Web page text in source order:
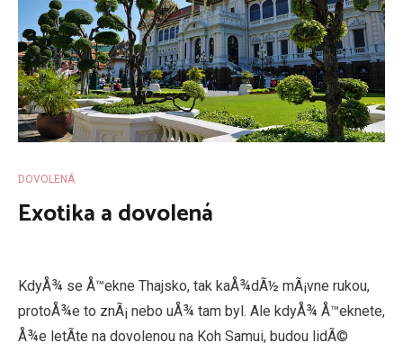
DOVOLENÁ
Exotika a dovolená
KdyÅ¾ se Å™ekne Thajsko, tak kaÅ¾dÃ½ mÃ¡vne rukou,
protoÅ¾e to znÃ¡ nebo uÅ¾ tam byl. Ale kdyÅ¾ Å™eknete,
Å¾e letÃ­te na dovolenou na Koh Samui, budou lidÃ©